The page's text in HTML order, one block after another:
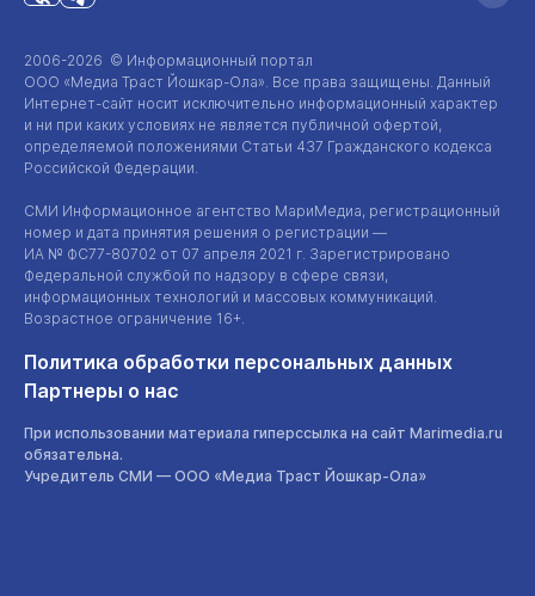
2006-2026 © Информационный портал
ООО «Медиа Траст Йошкар-Ола». Все права защищены. Данный
Интернет-сайт носит исключительно информационный характер
и ни при каких условиях не является публичной офертой,
определяемой положениями Статьи 437 Гражданского кодекса
Российской Федерации.
СМИ Информационное агентство МариМедиа, регистрационный
номер и дата принятия решения о регистрации —
ИА № ФС77-80702 от 07 апреля 2021 г. Зарегистрировано
Федеральной службой по надзору в сфере связи,
информационных технологий и массовых коммуникаций.
Возрастное ограничение 16+.
Политика обработки персональных данных
Партнеры о нас
При использовании материала гиперссылка на сайт Marimedia.ru
обязательна.
Учредитель СМИ — ООО «Медиа Траст Йошкар-Ола»